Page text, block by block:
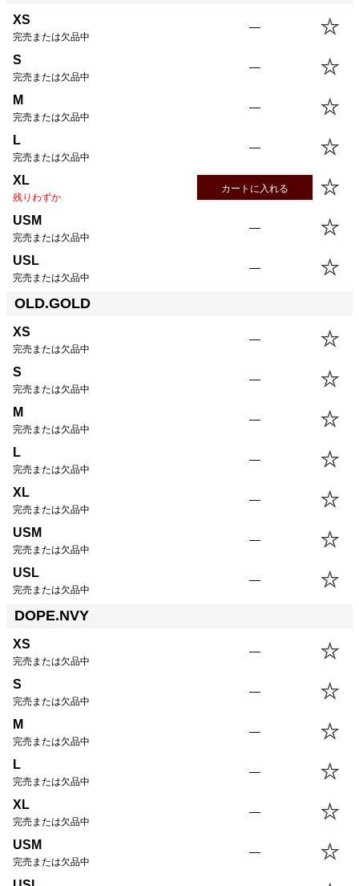
XS
完売または欠品中
—
S
完売または欠品中
—
M
完売または欠品中
—
L
完売または欠品中
—
XL
残りわずか
カートに入れる
USM
完売または欠品中
—
USL
完売または欠品中
—
OLD.GOLD
XS
完売または欠品中
—
S
完売または欠品中
—
M
完売または欠品中
—
L
完売または欠品中
—
XL
完売または欠品中
—
USM
完売または欠品中
—
USL
完売または欠品中
—
DOPE.NVY
XS
完売または欠品中
—
S
完売または欠品中
—
M
完売または欠品中
—
L
完売または欠品中
—
XL
完売または欠品中
—
USM
完売または欠品中
—